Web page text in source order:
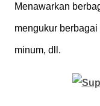
Menawarkan
mengukur
minum, dll.